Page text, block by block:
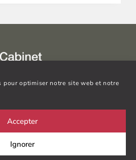
pour optimiser notre site web et notre
Accepter
Ignorer
IMMOBILIERGESTION
COUREL